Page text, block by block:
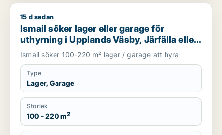
Ismail söker lager eller garage för uthyrning i Upplands
15 d sedan
Ismail söker lager eller garage för
uthyrning i Upplands Väsby, Järfälla eller
Upplands-Bro m.fl.
Ismail söker 100-220 m² lager / garage att hyra
Type
Lager, Garage
Storlek
100 - 220 m2